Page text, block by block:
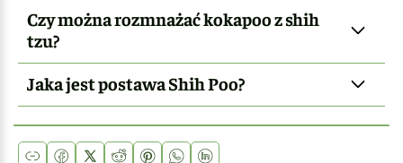
Czy można rozmnażać kokapoo z shih
tzu?
Jaka jest postawa Shih Poo?